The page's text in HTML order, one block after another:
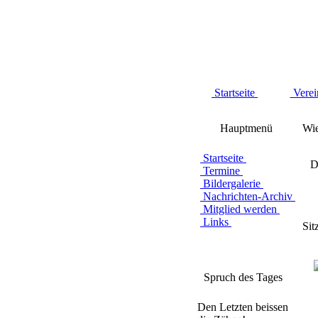
Startseite
Hauptmenü
Startseite
Termine
Bildergalerie
Nachrichten-Archiv
Mitglied werden
Links
Spruch des Tages
Den Letzten beissen